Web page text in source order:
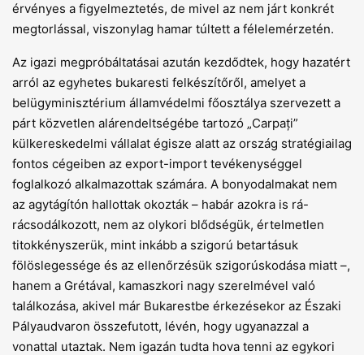
érvényes a figyelmeztetés, de mivel az nem járt konkrét
megtorlással, viszonylag hamar túltett a félelemérzetén.
Az igazi megpróbáltatásai azután kezdődtek, hogy hazatért
arról az egyhetes bukaresti felkészítőről, amelyet a
belügyminisztérium államvédelmi főosztálya szervezett a
párt közvetlen alárendeltségébe tartozó „Carpați”
külkereskedelmi vállalat égisze alatt az ország stratégiailag
fontos cégeiben az export-import tevékenységgel
foglalkozó alkalmazottak számára. A bonyodalmakat nem
az agytágítón hallottak okozták – habár azokra is rá-
rácsodálkozott, nem az olykori blődségük, értelmetlen
titokkényszerük, mint inkább a szigorú betartásuk
fölöslegessége és az ellenőrzésük szigorúskodása miatt –,
hanem a Grétával, kamaszkori nagy szerelmével való
találkozása, akivel már Bukarestbe érkezésekor az Északi
Pályaudvaron összefutott, lévén, hogy ugyanazzal a
vonattal utaztak. Nem igazán tudta hova tenni az egykori